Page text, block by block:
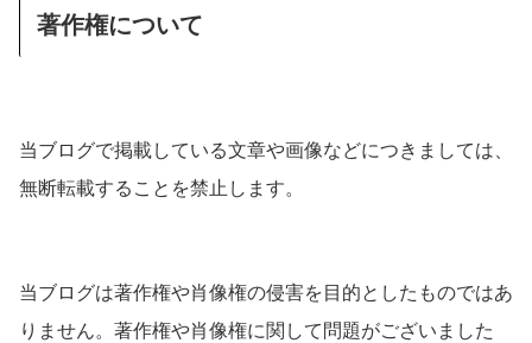
著作権について
当ブログで掲載している文章や画像などにつきましては、
無断転載することを禁止します。
当ブログは著作権や肖像権の侵害を目的としたものではあ
りません。著作権や肖像権に関して問題がございました